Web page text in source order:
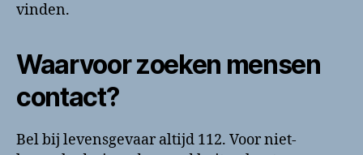
vinden.
Waarvoor zoeken mensen
contact?
Bel bij levensgevaar altijd 112. Voor niet-